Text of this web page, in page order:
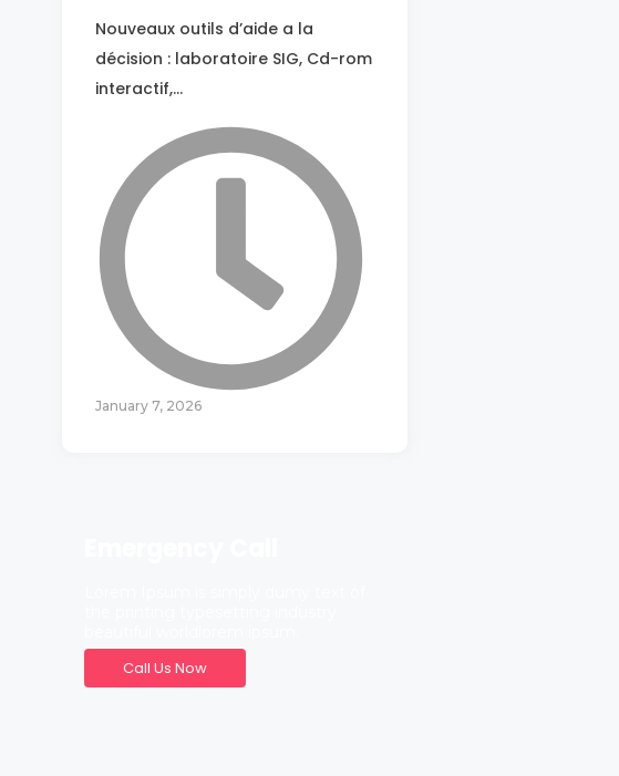
Nouveaux outils d’aide a la
décision : laboratoire SIG, Cd-rom
interactif,…
January 7, 2026
Call Us Now